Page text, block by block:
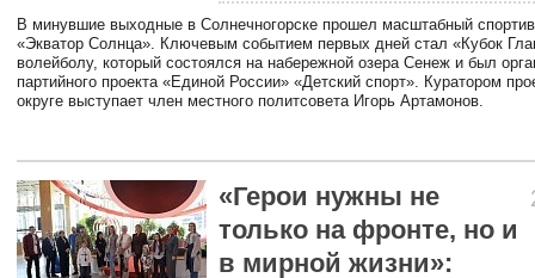
В минувшие выходные в Солнечногорске прошел масштабный
«Экватор Солнца». Ключевым событием первых дней стал «Кубок
волейболу, который состоялся на набережной озера Сенеж и был
партийного проекта «Единой России» «Детский спорт». Куратором
округе выступает член местного политсовета Игорь Артамонов.
«Герои нужны не
только на фронте, но и
в мирной жизни»: